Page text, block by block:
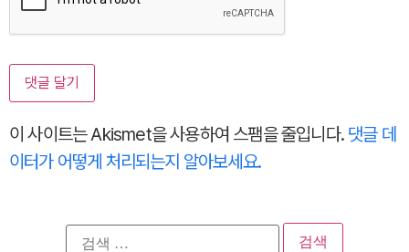
이 사이트는 Akismet을 사용하여 스팸을 줄입니다. 댓글 데
이터가 어떻게 처리되는지 알아보세요.
검
색: